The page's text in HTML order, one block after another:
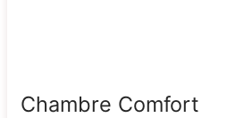
Chambre Comfort